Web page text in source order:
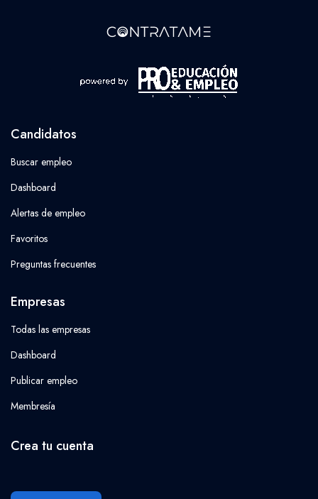
Candidatos
Buscar empleo
Dashboard
Alertas de empleo
Favoritos
Preguntas frecuentes
Empresas
Todas las empresas
Dashboard
Publicar empleo
Membresía
Crea tu cuenta